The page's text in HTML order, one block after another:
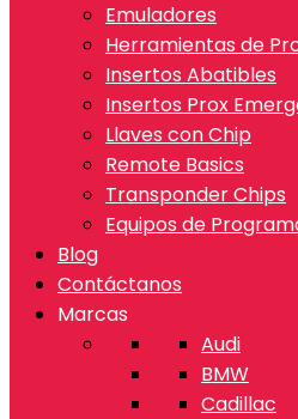
Emuladores
Herramientas de
Insertos Abatibles
Insertos Prox
Llaves con Chip
Remote Basics
Transponder Chips
Equipos de
Blog
Contáctanos
Marcas
Audi
BMW
Cadillac